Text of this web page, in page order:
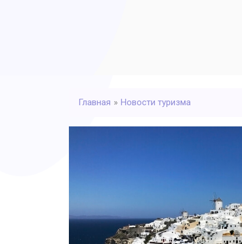
Главная » Новости туризма